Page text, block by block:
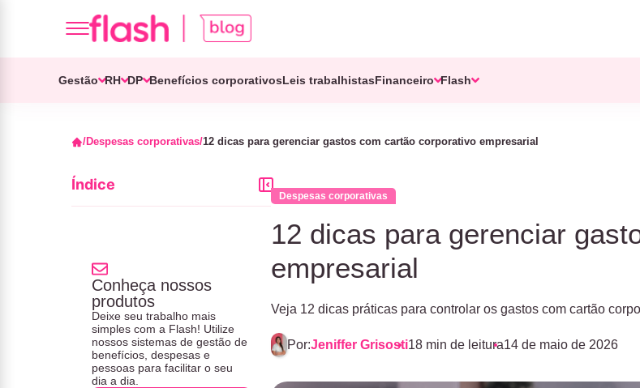
Gestão RH DP Benefícios corporativosLeis trabalhistasFinanceiro Flash
Despesas corporativas 12 dicas para gerenciar gastos com cartão corporativo empresarial
Despesas corporativas
12 dicas para gerenciar
empresarial
Veja 12 dicas práticas para controlar os gastos com cartão
Por:Jeniffer Grisosti18 min de leitura14 de maio de 2026
Índice
Conheça nossos
produtos
Deixe seu trabalho mais
simples com a Flash! Utilize
nossos sistemas de gestão de
benefícios, despesas e
pessoas para facilitar o seu
dia a dia.